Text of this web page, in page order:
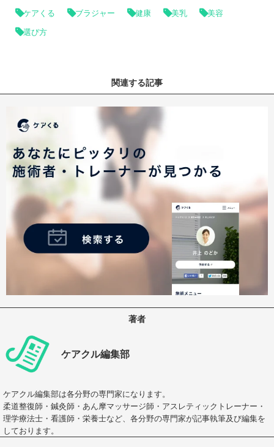
ケアくる ブラジャー 健康 美乳 美容
選び方
関連する記事
著者
ケアクル編集部
ケアクル編集部は各分野の専門家になります。
柔道整復師・鍼灸師・あん摩マッサージ師・アスレティックトレーナー・
理学療法士・看護師・栄養士など、各分野の専門家が記事執筆及び編集を
しております。